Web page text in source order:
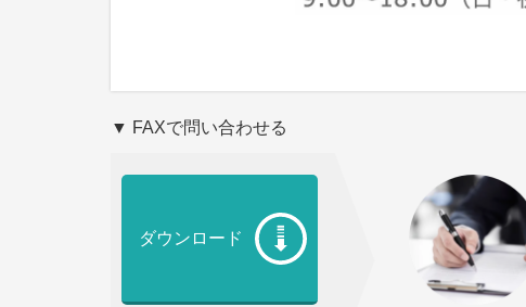
▼ FAXで問い合わせる
ダウンロード